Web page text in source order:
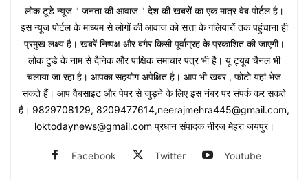
लोक टूडे न्यूज " जनता की आवाज " देश की खबरों का एक मात्र वेब पोर्टल है।
इस न्यूज पोर्टल के माध्यम से लोगों की आवाज को सत्ता के गलियारों तक पहुंचाना ही
प्रमुख लक्ष्य है। खबरें निष्पक्ष और बगैर किसी पूर्वाग्रह के प्रकाशित की जाएगी।
लोक टुडे के नाम से दैनिक और पाक्षिक समाचार पत्र भी है। यू ट्यूब चैनल भी
चलाया जा रहा है। आपका सहयोग अपेक्षित है। आप भी खबर , फोटो यहां भेज
सकते हैं। आप वैबसाइट और पेपर से जुड़ने के लिए इस नंबर पर संपर्क कर सकते
है। 9829708129, 8209477614,neerajmehra445@gmail.com,
loktodaynews@gmail.com प्रधान संपादक नीरज मेहरा जयपुर।
Facebook Twitter Youtube